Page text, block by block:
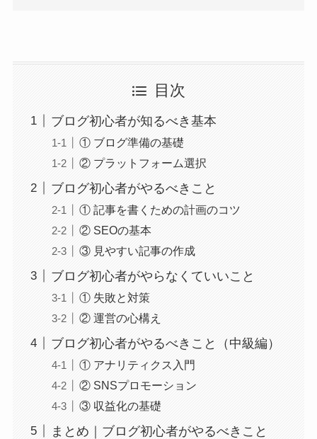
目次
ブログ初心者が知るべき基本
① ブログ準備の基礎
② プラットフォーム選択
ブログ初心者がやるべきこと
① 記事を書くための計画のコツ
② SEOの基本
③ 見やすい記事の作成
ブログ初心者がやらなくていいこと
① 失敗と対策
② 運営の心構え
ブログ初心者がやるべきこと（中級編）
① アナリティクス入門
② SNSプロモーション
③ 収益化の基礎
まとめ｜ブログ初心者がやるべきこと